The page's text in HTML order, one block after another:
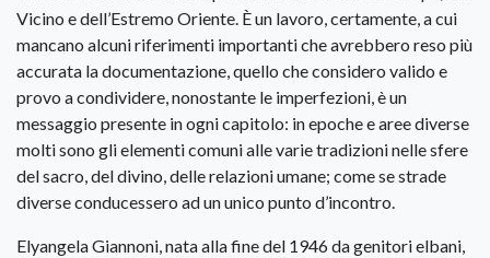
Vicino e dell’Estremo Oriente. È un lavoro, certamente, a cui
mancano alcuni riferimenti importanti che avrebbero reso più
accurata la documentazione, quello che considero valido e
provo a condividere, nonostante le imperfezioni, è un
messaggio presente in ogni capitolo: in epoche e aree diverse
molti sono gli elementi comuni alle varie tradizioni nelle sfere
del sacro, del divino, delle relazioni umane; come se strade
diverse conducessero ad un unico punto d’incontro.
Elyangela Giannoni, nata alla fine del 1946 da genitori elbani,